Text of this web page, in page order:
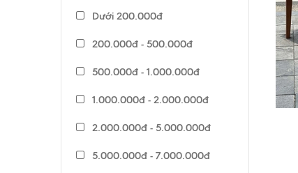
Dưới 200.000đ
200.000đ - 500.000đ
500.000đ - 1.000.000đ
1.000.000đ - 2.000.000đ
2.000.000đ - 5.000.000đ
5.000.000đ - 7.000.000đ